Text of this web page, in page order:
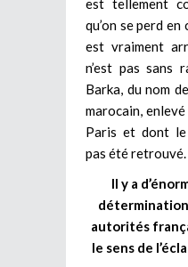
qu’on se perd
est vraiment
n’est pas sans
Barka, du nom
marocain,
Paris et dont le
pas été retrouvé.
Il y a
autorités
le sens de